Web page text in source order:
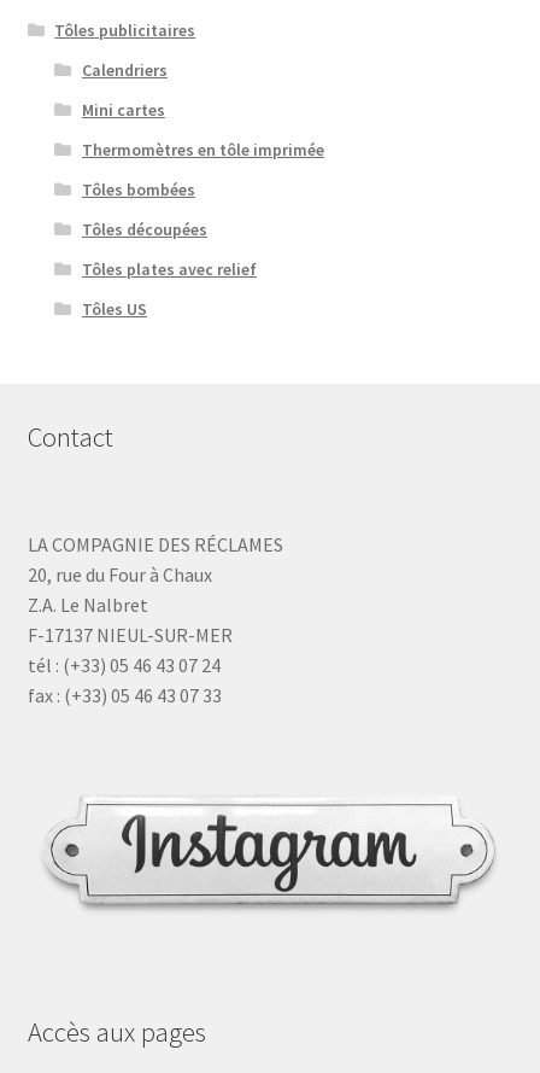
Tôles publicitaires
Calendriers
Mini cartes
Thermomètres en tôle imprimée
Tôles bombées
Tôles découpées
Tôles plates avec relief
Tôles US
Contact
LA COMPAGNIE DES RÉCLAMES
20, rue du Four à Chaux
Z.A. Le Nalbret
F-17137 NIEUL-SUR-MER
tél : (+33) 05 46 43 07 24
fax : (+33) 05 46 43 07 33
Accès aux pages